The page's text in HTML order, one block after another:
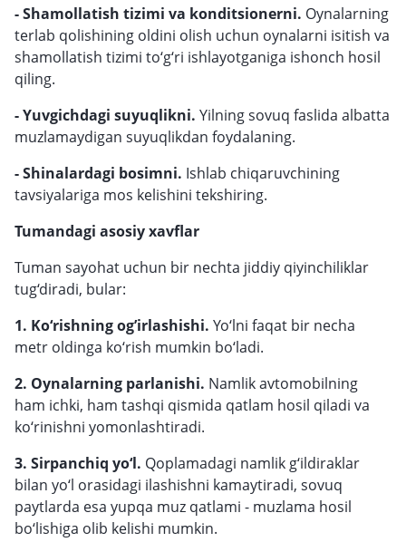
- Shamollatish tizimi va konditsionerni. Oynalarning
terlab qolishining oldini olish uchun oynalarni isitish va
shamollatish tizimi to‘g‘ri ishlayotganiga ishonch hosil
qiling.
- Yuvgichdagi suyuqlikni. Yilning sovuq faslida albatta
muzlamaydigan suyuqlikdan foydalaning.
- Shinalardagi bosimni. Ishlab chiqaruvchining
tavsiyalariga mos kelishini tekshiring.
Tumandagi asosiy xavflar
Tuman sayohat uchun bir nechta jiddiy qiyinchiliklar
tug‘diradi, bular:
1. Ko‘rishning og’irlashishi. Yo‘lni faqat bir necha
metr oldinga ko‘rish mumkin bo‘ladi.
2. Oynalarning parlanishi. Namlik avtomobilning
ham ichki, ham tashqi qismida qatlam hosil qiladi va
ko‘rinishni yomonlashtiradi.
3. Sirpanchiq yo‘l. Qoplamadagi namlik g‘ildiraklar
bilan yo‘l orasidagi ilashishni kamaytiradi, sovuq
paytlarda esa yupqa muz qatlami - muzlama hosil
bo‘lishiga olib kelishi mumkin.